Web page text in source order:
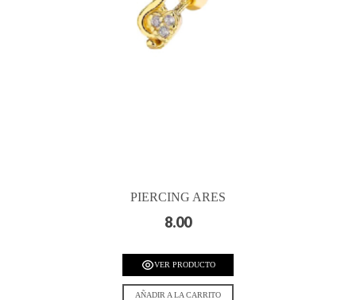
PIERCING ARES
8.00
VER PRODUCTO
AÑADIR A LA CARRITO